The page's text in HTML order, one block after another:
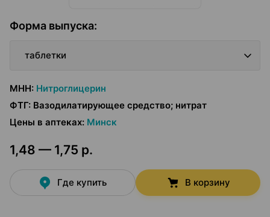
Форма выпуска:
таблетки
МНН: Нитроглицерин
ФТГ: Вазодилатирующее средство; нитрат
Цены в аптеках: Минск
1,48 — 1,75 р.
Где купить В корзину